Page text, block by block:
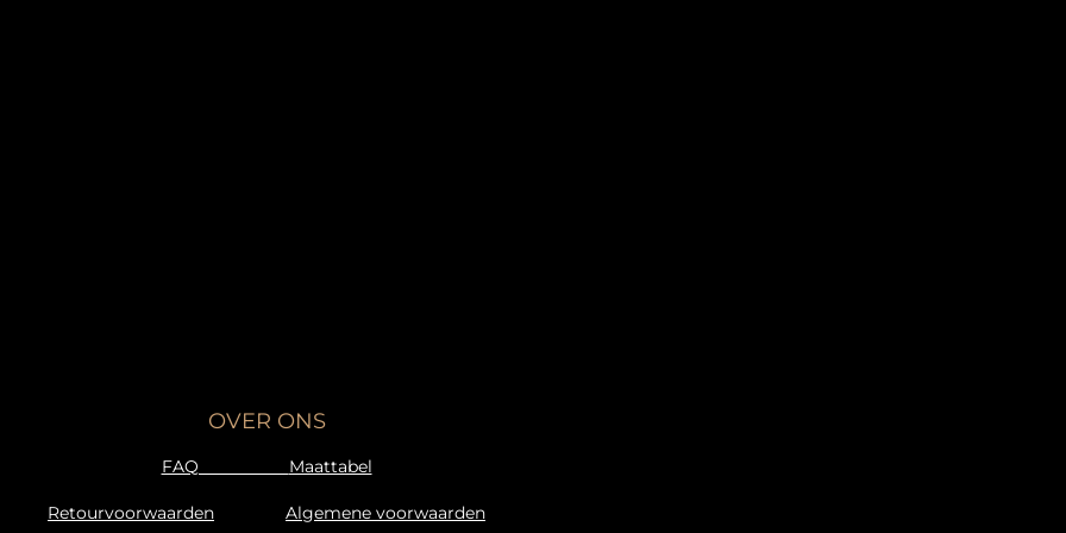
OVER ONS
FAQ Maattabel
Retourvoorwaarden
Algemene voorwaarden